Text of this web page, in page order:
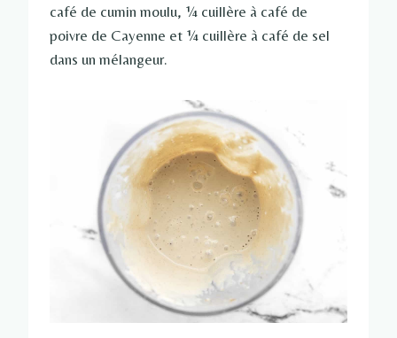
café de cumin moulu, ¼ cuillère à café de
poivre de Cayenne et ¼ cuillère à café de sel
dans un mélangeur.